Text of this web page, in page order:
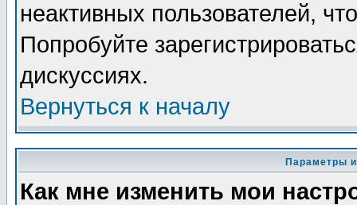
неактивных пользователей,
Попробуйте
дискуссиях.
Вернуться к началу
Параметры
Как мне изменить мои